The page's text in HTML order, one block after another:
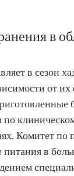
в
в сезон
от их
Комитет
питания в